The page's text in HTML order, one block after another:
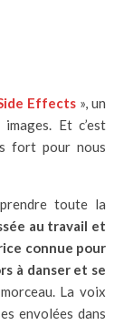
Effects », un
Et c’est
fort pour nous
toute la
au travail et
connue pour
à danser et se
La voix
envolées dans